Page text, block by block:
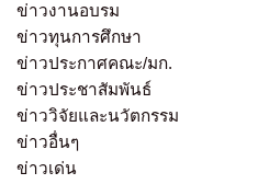
ข่าวงานอบรม
ข่าวทุนการศึกษา
ข่าวประกาศคณะ/มก.
ข่าวประชาสัมพันธ์
ข่าววิจัยและนวัตกรรม
ข่าวอื่นๆ
ข่าวเด่น